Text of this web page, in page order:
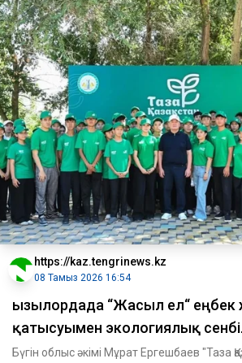
https://kaz.tengrinews.kz
08 Тамыз 2026 16:54
Қызылордада “Жасыл ел“
қатысуымен экологиялық
Бүгін облыс әкімі Мұрат Ергешбаев "Таза